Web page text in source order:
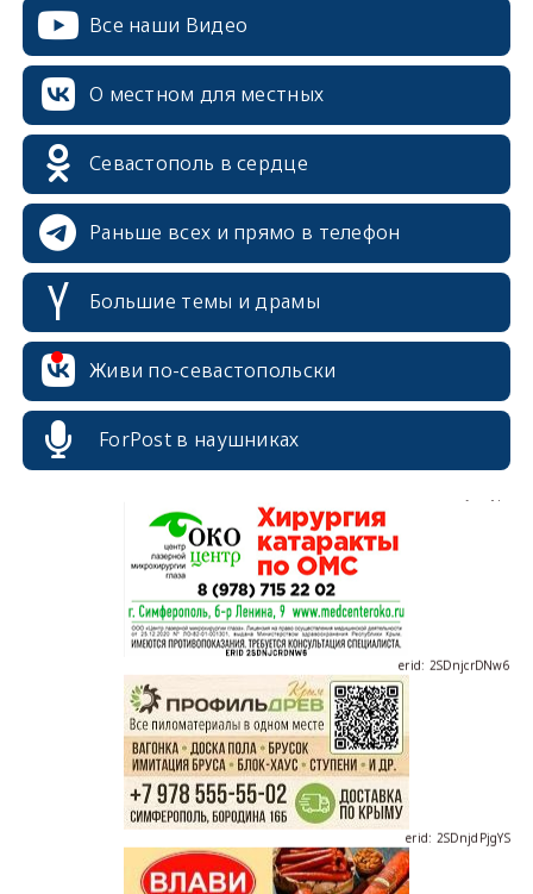
Все наши Видео
О местном для местных
Севастополь в сердце
Раньше всех и прямо в телефон
Большие темы и драмы
Живи по-севастопольски
ForPost в наушниках
erid: 2SDnjdPjgYS
erid: 2SDnjcrDNw6
erid: 2SDnjdPjgYS